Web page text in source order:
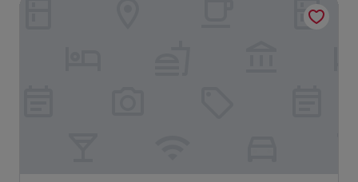
86 €